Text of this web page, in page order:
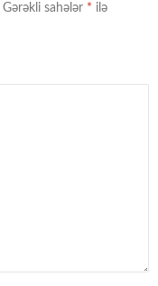
Gərəkli sahələr * ilə